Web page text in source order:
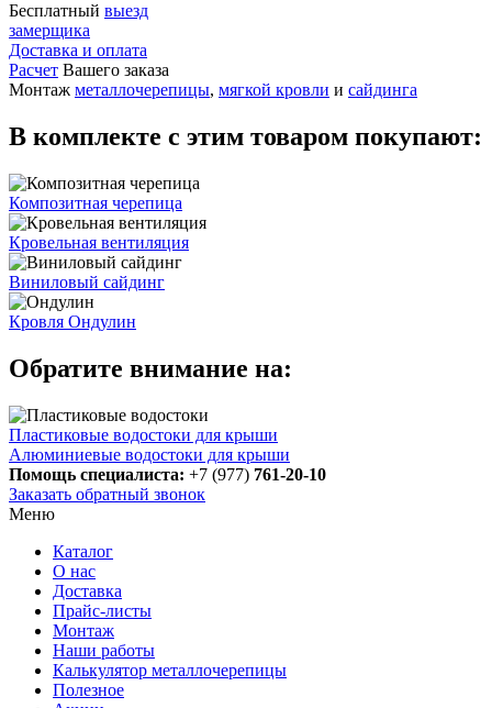
Бесплатный выезд
замерщика
Доставка и оплата
Расчет Вашего заказа
Монтаж металлочерепицы, мягкой кровли и сайдинга
В комплекте с этим товаром покупают:
Композитная черепица
Кровельная вентиляция
Виниловый сайдинг
Кровля Ондулин
Обратите внимание на:
Пластиковые водостоки для крыши
Алюминиевые водостоки для крыши
Помощь специалиста: +7 (977) 761-20-10
Заказать обратный звонок
Меню
Каталог
О нас
Доставка
Прайс-листы
Монтаж
Наши работы
Калькулятор металлочерепицы
Полезное